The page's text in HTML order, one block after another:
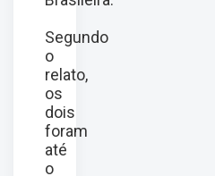
Segundo
o
relato,
os
dois
foram
até
o